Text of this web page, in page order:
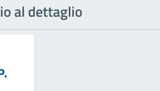
al dettaglio